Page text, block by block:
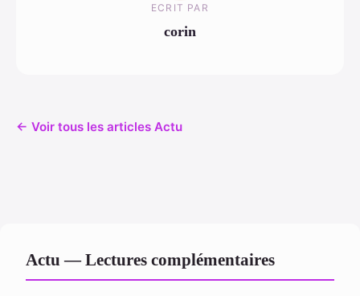
ECRIT PAR
corin
← Voir tous les articles Actu
Actu — Lectures complémentaires